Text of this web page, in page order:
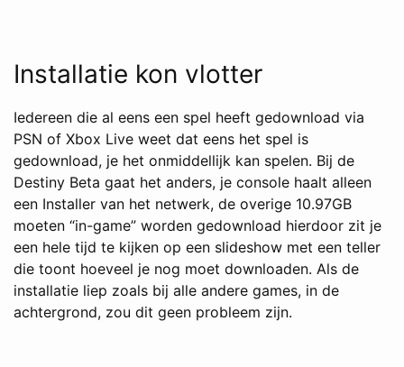
Installatie kon vlotter
Iedereen die al eens een spel heeft gedownload via
PSN of Xbox Live weet dat eens het spel is
gedownload, je het onmiddellijk kan spelen. Bij de
Destiny Beta gaat het anders, je console haalt alleen
een Installer van het netwerk, de overige 10.97GB
moeten “in-game” worden gedownload hierdoor zit je
een hele tijd te kijken op een slideshow met een teller
die toont hoeveel je nog moet downloaden. Als de
installatie liep zoals bij alle andere games, in de
achtergrond, zou dit geen probleem zijn.